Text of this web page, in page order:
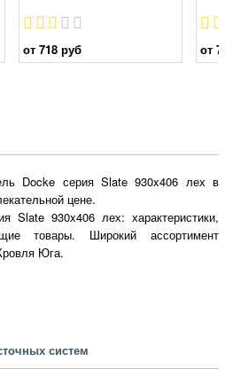
от 718 руб от
Docke серия Slate 930x406 лех в
цене.
Slate 930x406 лех: характеристики,
товары. Широкий ассортимент
Юга.
систем